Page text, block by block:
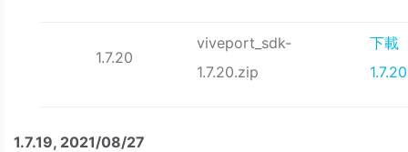
1.7.20
viveport_sdk-
1.7.20.zip
下載
1.7.20
1.7.19, 2021/08/27